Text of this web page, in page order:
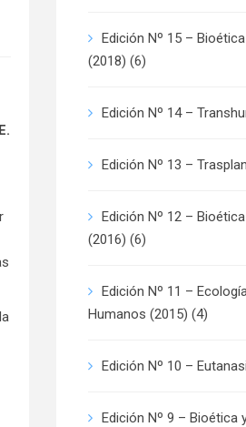
Edición Nº 15 –
(2018) (6)
Edición Nº 14 –
Edición Nº 13 –
Edición Nº 12 –
(2016) (6)
Edición Nº 11 –
Humanos (2015) (4)
Edición Nº 10 –
Edición Nº 9 – Bioética